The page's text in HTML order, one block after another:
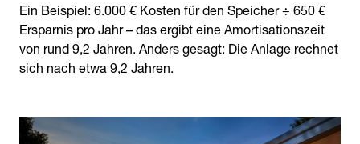
Ein Beispiel: 6.000 € Kosten für den Speicher ÷ 650 €
Ersparnis pro Jahr – das ergibt eine Amortisationszeit
von rund 9,2 Jahren. Anders gesagt: Die Anlage rechnet
sich nach etwa 9,2 Jahren.